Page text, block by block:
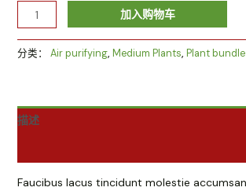
Golden
Pothos
Pole
数
加入购物车
分类： Air purifying, Medium Plants, Plant bundle
描述
Faucibus lacus tincidunt molestie